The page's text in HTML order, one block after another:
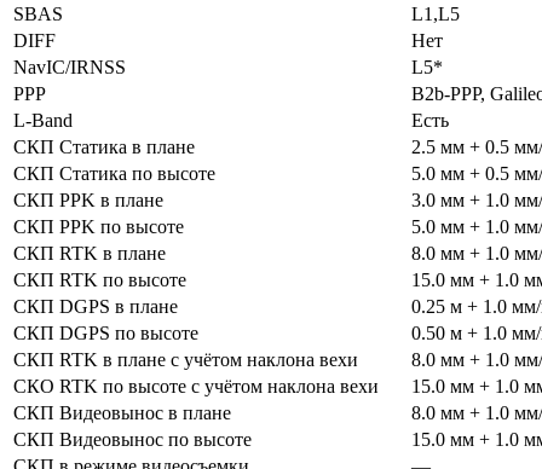
SBAS
L1,L5
DIFF
Нет
NavIC/IRNSS
L5*
PPP
B2b-PPP,
L-Band
Есть
СКП Статика в плане
2.5 мм + 0.5
СКП Статика по высоте
5.0 мм + 0.5
СКП PPK в плане
3.0 мм + 1.0
СКП PPK по высоте
5.0 мм + 1.0
СКП RTK в плане
8.0 мм + 1.0
СКП RTK по высоте
15.0 мм + 1.0
СКП DGPS в плане
0.25 м + 1.0
СКП DGPS по высоте
0.50 м + 1.0
СКП RTK в плане с учётом наклона вехи
8.0 мм + 1.0
СКО RTK по высоте с учётом наклона вехи
15.0 мм + 1.0
СКП Видеовынос в плане
8.0 мм + 1.0
СКП Видеовынос по высоте
15.0 мм + 1.0